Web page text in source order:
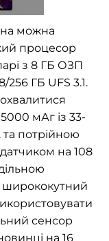
можна
процесор
з 8 ГБ ОЗП
256 ГБ UFS 3.1.
мАг із 33-
потрійною
на 108
ширококутний
сенсор
на 16